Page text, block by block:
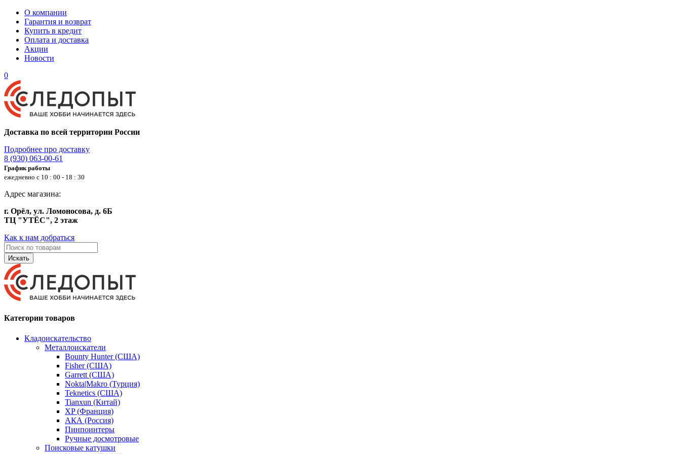
О компании
Гарантия и возврат
Купить в кредит
Оплата и доставка
Акции
Новости
0
Доставка по всей территории России
Подробнее про доставку
8 (930) 063-00-61
График работы
ежедневно с 10 : 00 - 18 : 30
Адрес магазина:
г. Орёл, ул. Ломоносова, д. 6Б
ТЦ "УТЁС", 2 этаж
Как к нам добраться
Искать
Категории товаров
Кладоискательство
Металлоискатели
Bounty Hunter (США)
Fisher (США)
Garrett (США)
Nokta|Makro (Турция)
Teknetics (США)
Tianxun (Китай)
XP (Франция)
АКА (Россия)
Пинпоинтеры
Ручные досмотровые
Поисковые катушки